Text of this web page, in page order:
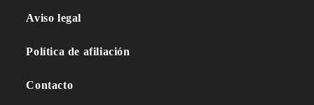
Aviso legal
Política de afiliación
Contacto